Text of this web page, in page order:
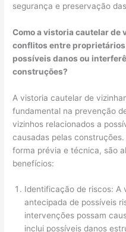
segurança e preservação
Como a vistoria cautelar
conflitos entre
possíveis danos ou
construções?
A vistoria cautelar de
fundamental na prevenção
vizinhos relacionados a
causadas pelas
forma prévia e técnica, são
benefícios:
Identificação de riscos: A
antecipada de possíveis
intervenções possam
inclui possíveis danos